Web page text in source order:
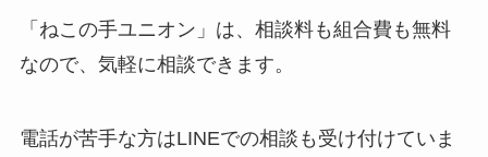
「ねこの手ユニオン」は、相談料も組合費も無料
なので、気軽に相談できます。
電話が苦手な方はLINEでの相談も受け付けていま